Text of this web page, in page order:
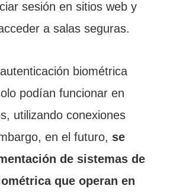
sesión en sitios web y
a salas seguras.
biométrica
podían funcionar en
utilizando conexiones
en el futuro, se
de sistemas de
que operan en